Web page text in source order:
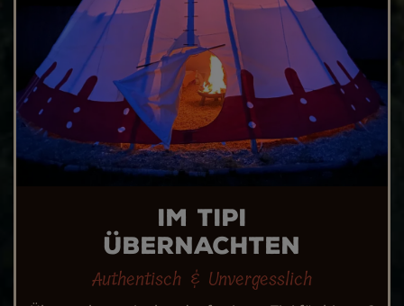
Im Tipi
übernachten
Authentisch & Unvergesslich